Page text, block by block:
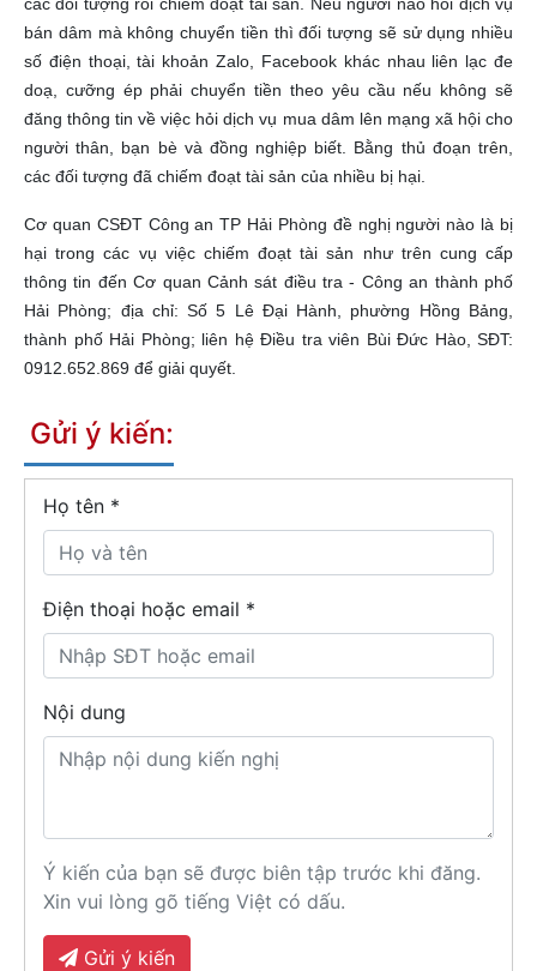
bán dâm mà không chuyển tiền thì đối tượng sẽ sử dụng nhiều
số điện thoại, tài khoản Zalo, Facebook khác nhau liên lạc đe
doạ, cưỡng ép phải chuyển tiền theo yêu cầu nếu không sẽ
đăng thông tin về việc hỏi dịch vụ mua dâm lên mạng xã hội cho
người thân, bạn bè và đồng nghiệp biết. Bằng thủ đoạn trên,
các đối tượng đã chiếm đoạt tài sản của nhiều bị hại.
Cơ quan CSĐT Công an TP Hải Phòng đề nghị người nào là bị
hại trong các vụ việc chiếm đoạt tài sản như trên cung cấp
thông tin đến Cơ quan Cảnh sát điều tra - Công an thành phố
Hải Phòng; địa chỉ: Số 5 Lê Đại Hành, phường Hồng Bảng,
thành phố Hải Phòng; liên hệ Điều tra viên Bùi Đức Hào, SĐT:
0912.652.869 để giải quyết.
Gửi ý kiến:
Họ tên *
Điện thoại hoặc email *
Nội dung
Ý kiến của bạn sẽ được biên tập trước khi đăng.
Xin vui lòng gõ tiếng Việt có dấu.
Gửi ý kiến